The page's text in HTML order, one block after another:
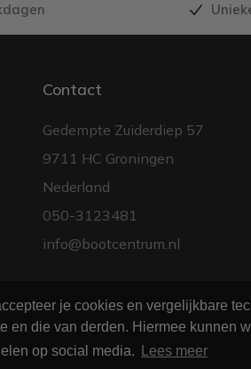
je cookies en vergelijkbare
en die van derden. Hiermee
op social media.
Lees meer
Contact
Gedempte Zuiderdiep 57
9711 HC Groningen
Nederland
050-3123481
info@bootcentrum.nl